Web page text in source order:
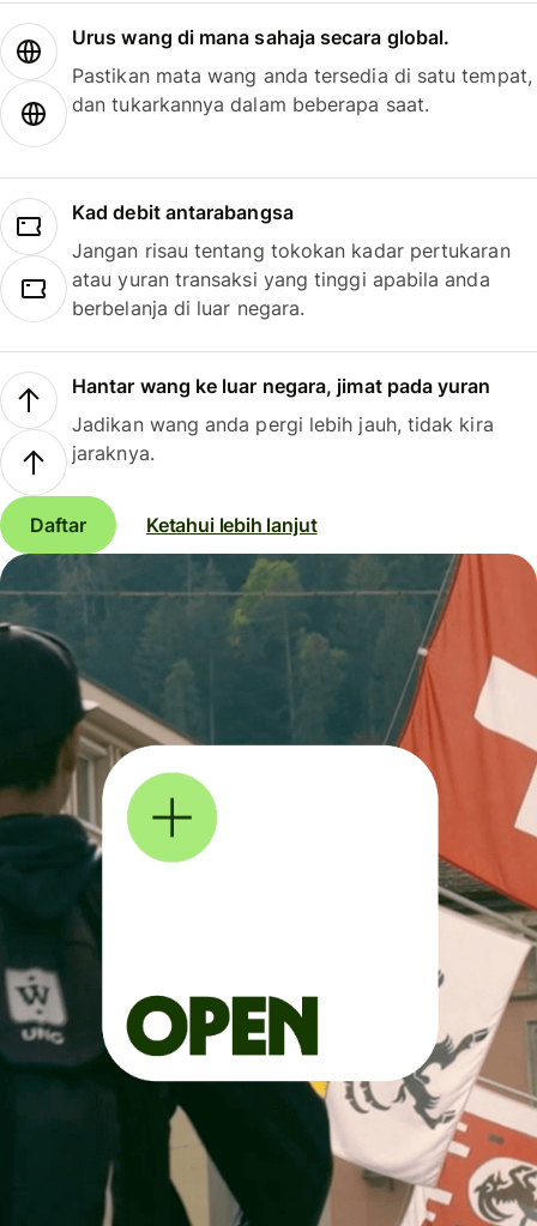
Urus wang di mana sahaja secara global.
Pastikan mata wang anda tersedia di satu tempat,
dan tukarkannya dalam beberapa saat.
Kad debit antarabangsa
Jangan risau tentang tokokan kadar pertukaran
atau yuran transaksi yang tinggi apabila anda
berbelanja di luar negara.
Hantar wang ke luar negara, jimat pada yuran
Jadikan wang anda pergi lebih jauh, tidak kira
jaraknya.
Daftar Ketahui lebih lanjut